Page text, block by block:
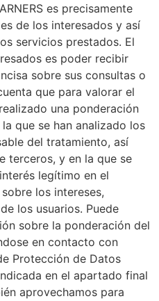
es precisamente
de los interesados y así
servicios prestados. El
es poder recibir
sobre sus consultas o
que para valorar el
una ponderación
que se han analizado los
del tratamiento, así
terceros, y en la que se
legítimo en el
los intereses,
los usuarios. Puede
sobre la ponderación del
en contacto con
Protección de Datos
en el apartado final
aprovechamos para